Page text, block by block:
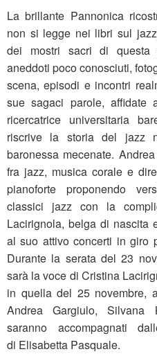
La brillante Pannonica
non si legge nei libri sul
dei mostri sacri di questa
aneddoti poco conosciuti,
scena, episodi e incontri
sue sagaci parole, affidate
ricercatrice universitaria
riscrive la storia del jazz
baronessa mecenate.
fra jazz, musica corale e
pianoforte proponendo
classici jazz con la
Lacirignola, belga di nascita
al suo attivo concerti in giro
Durante la serata del 23
sarà la voce di Cristina
in quella del 25 novembre,
Andrea Gargiulo,
saranno accompagnati
di Elisabetta Pasquale.